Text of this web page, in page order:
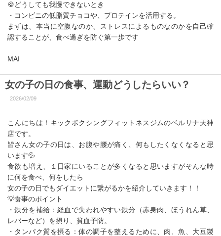
🍪どうしても我慢できないとき
・コンビニの低脂質チョコや、プロテインを活用する。
まずは、本当に空腹なのか、ストレスによるものなのかを自己確
認することが、食べ過ぎを防ぐ第一歩です
MAI
女の子の日の食事、運動どうしたらいい？
2026/02/09
こんにちは！キックボクシングフィットネスジムのベルサナ天神
店です。
皆さん女の子の日は、お腹や腰が痛く、何もしたくなくなると思
います💦
食欲も増え、１日家にいることが多くなると思いますがそんな時
に何を食べ、何をしたら
女の子の日でもダイエットに繋がるかを紹介していきます！！
💡食事のポイント
・鉄分を補給：経血で失われやすい鉄分（赤身肉、ほうれん草、
レバーなど）を摂り、貧血予防。
・タンパク質を摂る：体の調子を整えるために、肉、魚、大豆製